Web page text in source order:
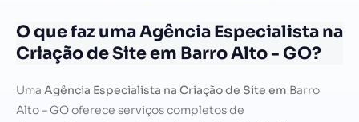
O que faz uma Agência Especialista na
Criação de Site em Barro Alto - GO?
Uma Agência Especialista na Criação de Site em Barro
Alto – GO oferece serviços completos de